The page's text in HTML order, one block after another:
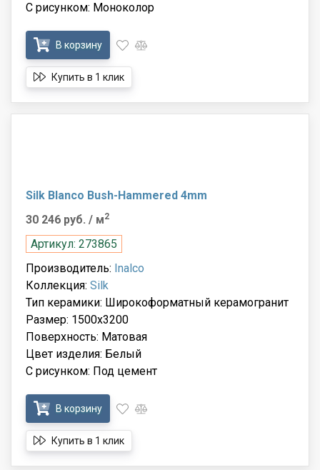
С рисунком: Моноколор
В корзину
Купить в 1 клик
Silk Blanco Bush-Hammered 4mm
30 246 руб. / м2
Артикул: 273865
Производитель: Inalco
Коллекция: Silk
Тип керамики: Широкоформатный керамогранит
Размер: 1500x3200
Поверхность: Матовая
Цвет изделия: Белый
С рисунком: Под цемент
В корзину
Купить в 1 клик